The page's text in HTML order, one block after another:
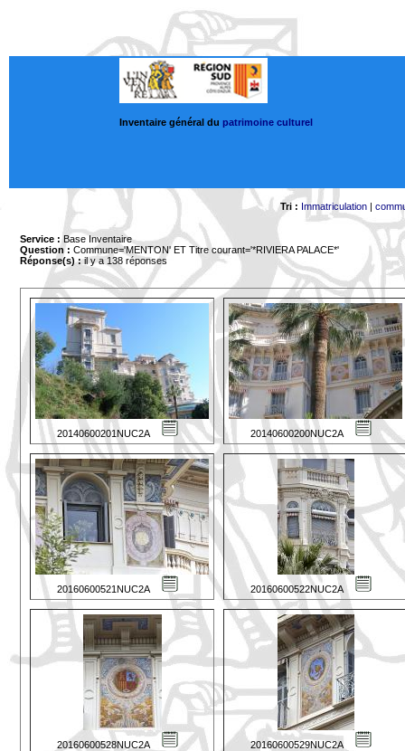
Inventaire général du patrimoine culturel
Tri : Immatriculation|
Service : Base Inventaire
Question : Commune='MENTON' ET Titre courant='*RIVIERA PALACE*'
Réponse(s) :il y a 138 réponses
20140600201NUC2A 20140600200NUC2A
20160600521NUC2A 20160600522NUC2A
20160600528NUC2A 20160600529NUC2A